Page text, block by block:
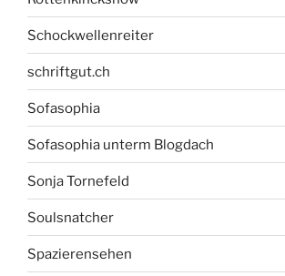
Schockwellenreiter
schriftgut.ch
Sofasophia
Sofasophia unterm Blogdach
Sonja Tornefeld
Soulsnatcher
Spazierensehen